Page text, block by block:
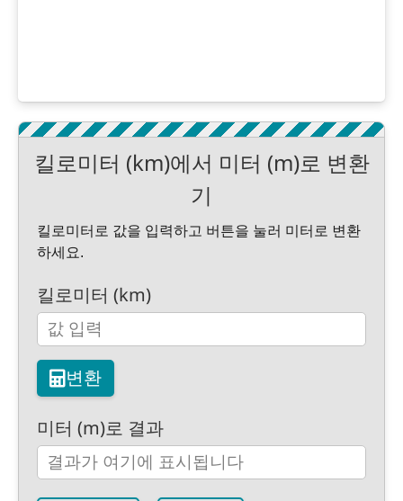
킬로미터 (km)에서 미터 (m)로 변환
기
킬로미터로 값을 입력하고 버튼을 눌러 미터로 변환
하세요.
킬로미터 (km)
변환
미터 (m)로 결과